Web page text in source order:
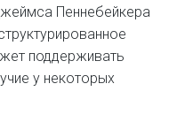
Пеннебейкера
поддерживать
у некоторых